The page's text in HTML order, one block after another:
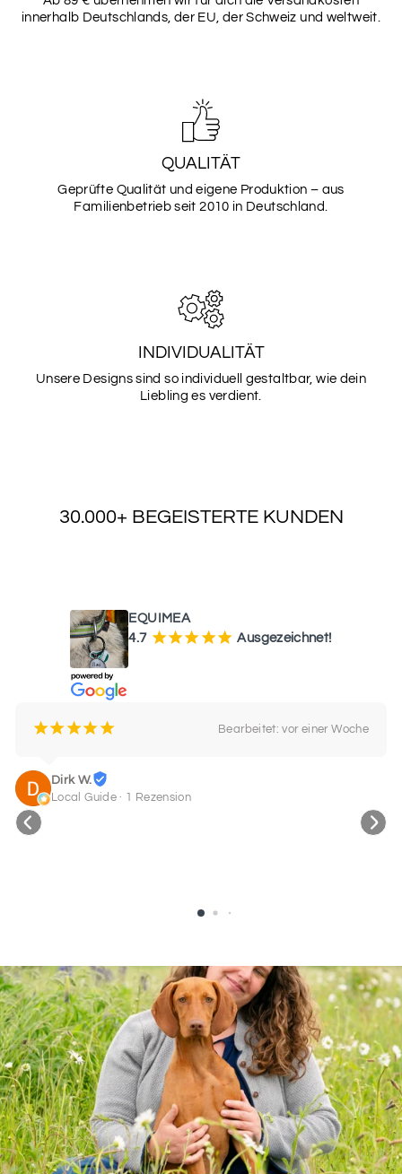
innerhalb Deutschlands, der EU, der Schweiz und weltweit.
QUALITÄT
Geprüfte Qualität und eigene Produktion – aus
Familienbetrieb seit 2010 in Deutschland.
INDIVIDUALITÄT
Unsere Designs sind so individuell gestaltbar, wie dein
Liebling es verdient.
30.000+ BEGEISTERTE KUNDEN
EQUIMEA
4.7 ¡¡¡¡¡ Ausgezeichnet!
¡¡¡¡¡ Bearbeitet: vor einer Woche
Dirk W.
Local Guide · 1 Rezension